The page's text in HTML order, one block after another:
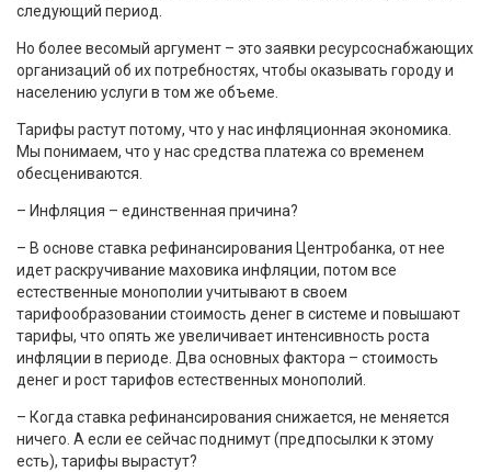
следующий период.
Но более весомый аргумент – это заявки ресурсоснабжающих
организаций об их потребностях, чтобы оказывать городу и
населению услуги в том же объеме.
Тарифы растут потому, что у нас инфляционная экономика.
Мы понимаем, что у нас средства платежа со временем
обесцениваются.
– Инфляция – единственная причина?
– В основе ставка рефинансирования Центробанка, от нее
идет раскручивание маховика инфляции, потом все
естественные монополии учитывают в своем
тарифообразовании стоимость денег в системе и повышают
тарифы, что опять же увеличивает интенсивность роста
инфляции в периоде. Два основных фактора – стоимость
денег и рост тарифов естественных монополий.
– Когда ставка рефинансирования снижается, не меняется
ничего. А если ее сейчас поднимут (предпосылки к этому
есть), тарифы вырастут?